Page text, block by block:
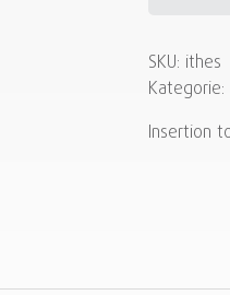
SKU: ithes
Kategorie:
Insertion